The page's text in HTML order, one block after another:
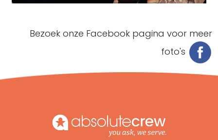
Bezoek onze Facebook pagina voor meer
foto's